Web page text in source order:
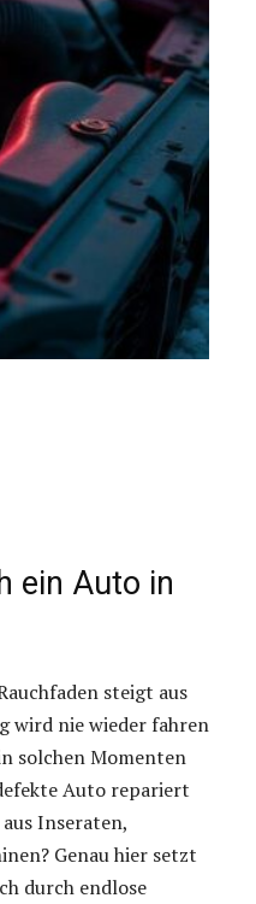
ein Auto in
steigt aus
wird nie wieder fahren
solchen Momenten
Auto repariert
Inseraten,
Genau hier setzt
durch endlose